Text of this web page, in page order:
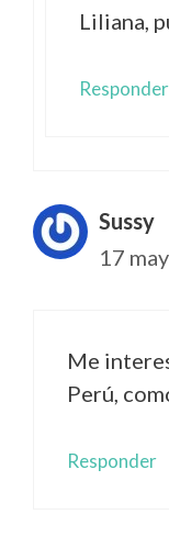
Liliana,
Responder
Sussy
17
Me
Perú,
Responder